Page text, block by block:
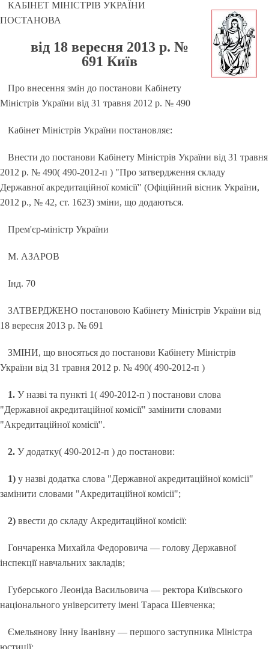
КАБІНЕТ МІНІСТРІВ УКРАЇНИ
ПОСТАНОВА
від 18 вересня 2013 р. №
691 Київ
Про внесення змін до постанови Кабінету
Міністрів України від 31 травня 2012 р. № 490
Кабінет Міністрів України постановляє:
Внести до постанови Кабінету Міністрів України від 31 травня
2012 р. № 490( 490-2012-п ) "Про затвердження складу
Державної акредитаційної комісії" (Офіційний вісник України,
2012 р., № 42, ст. 1623) зміни, що додаються.
Прем'єр-міністр України
М. АЗАРОВ
Інд. 70
ЗАТВЕРДЖЕНО постановою Кабінету Міністрів України від
18 вересня 2013 р. № 691
ЗМІНИ, що вносяться до постанови Кабінету Міністрів
України від 31 травня 2012 р. № 490( 490-2012-п )
1. У назві та пункті 1( 490-2012-п ) постанови слова
"Державної акредитаційної комісії" замінити словами
"Акредитаційної комісії".
2. У додатку( 490-2012-п ) до постанови:
1) у назві додатка слова "Державної акредитаційної комісії"
замінити словами "Акредитаційної комісії";
2) ввести до складу Акредитаційної комісії:
Гончаренка Михайла Федоровича — голову Державної
інспекції навчальних закладів;
Губерського Леоніда Васильовича — ректора Київського
національного університету імені Тараса Шевченка;
Ємельянову Інну Іванівну — першого заступника Міністра
юстиції;